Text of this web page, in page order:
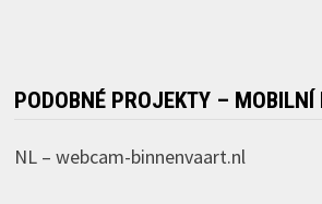
PODOBNÉ PROJEKTY – MOBILNÍ
NL – webcam-binnenvaart.nl